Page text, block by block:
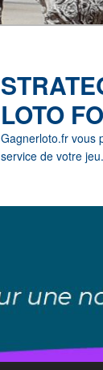
LOTO
Gagnerloto.fr vous
service de votre jeu.